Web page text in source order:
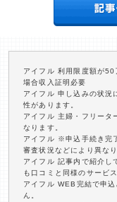
アイフル 利用限度額が
場合収入証明必要
アイフル 申し込みの状況
性があります。
アイフル 主婦・フリータ
なります。
アイフル ※申込手続き完
審査状況などにより異なり
アイフル 記事内で紹介し
も口コミと同様のサービ
アイフル WEB完結で申
ん。